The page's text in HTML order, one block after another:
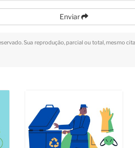
Enviar
Sua reprodução, parcial ou total, mesmo